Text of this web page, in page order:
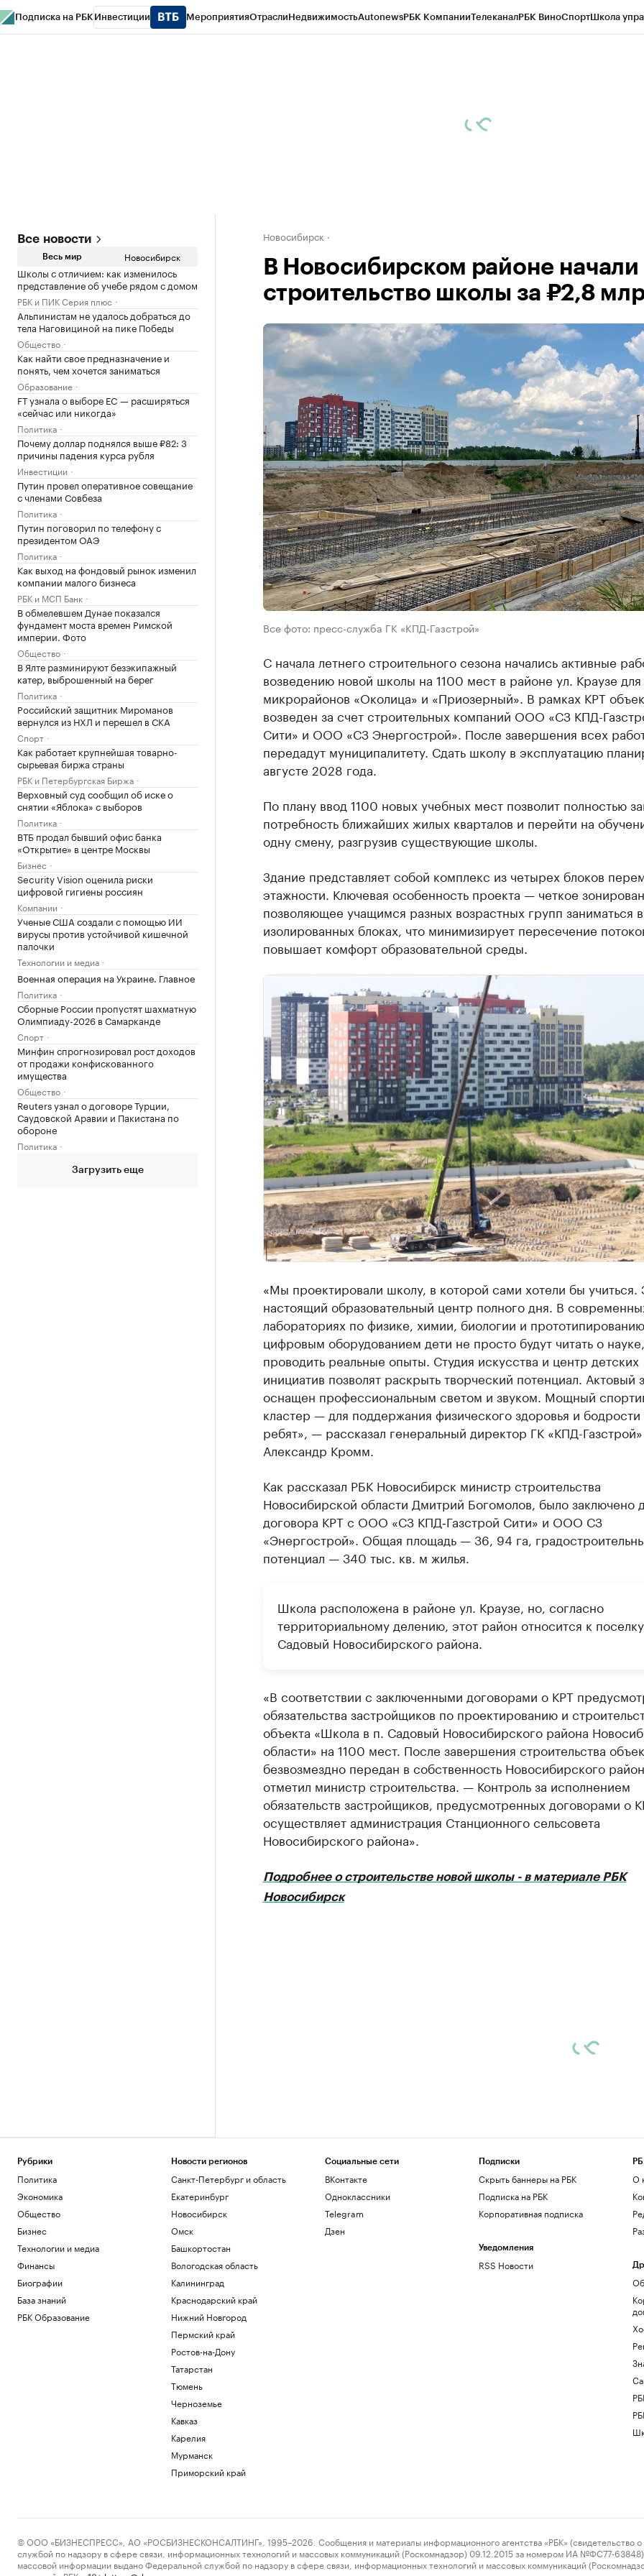
Подписка на РБК Инвестиции МероприятияОтраслиНедвижимостьAutonewsРБК КомпанииТелеканалРБК ВиноСпортШкола
Все новости
Весь мир Новосибирск
Школы с отличием: как изменилось
представление об учебе рядом с домом
РБК и ПИК Серия плюс
Альпинистам не удалось добраться до
тела Наговициной на пике Победы
Общество
Как найти свое предназначение и
понять, чем хочется заниматься
Образование
FT узнала о выборе ЕС — расширяться
«сейчас или никогда»
Политика
Почему доллар поднялся выше ₽82: 3
причины падения курса рубля
Инвестиции
Путин провел оперативное совещание
с членами Совбеза
Политика
Путин поговорил по телефону с
президентом ОАЭ
Политика
Как выход на фондовый рынок изменил
компании малого бизнеса
РБК и МСП Банк
В обмелевшем Дунае показался
фундамент моста времен Римской
империи. Фото
Общество
В Ялте разминируют безэкипажный
катер, выброшенный на берег
Политика
Российский защитник Мироманов
вернулся из НХЛ и перешел в СКА
Спорт
Как работает крупнейшая товарно-
сырьевая биржа страны
РБК и Петербургская Биржа
Верховный суд сообщил об иске о
снятии «Яблока» с выборов
Политика
ВТБ продал бывший офис банка
«Открытие» в центре Москвы
Бизнес
Security Vision оценила риски
цифровой гигиены россиян
Компании
Ученые США создали с помощью ИИ
вирусы против устойчивой кишечной
палочки
Технологии и медиа
Военная операция на Украине. Главное
Политика
Сборные России пропустят шахматную
Олимпиаду-2026 в Самарканде
Спорт
Минфин спрогнозировал рост доходов
от продажи конфискованного
имущества
Общество
Reuters узнал о договоре Турции,
Саудовской Аравии и Пакистана по
обороне
Политика
Загрузить еще
Новосибирск
В Новосибирском районе начали
строительство школы за ₽2,8
Все фото: пресс-служба ГК «КПД-Газстрой»
С начала летнего строительного сезона начались активные
возведению новой школы на 1100 мест в районе ул. Краузе
микрорайонов «Околица» и «Приозерный». В рамках КРТ
возведен за счет строительных компаний ООО «СЗ КПД-
Сити» и ООО «СЗ Энергострой». После завершения всех
передадут муниципалитету. Сдать школу в эксплуатацию
августе 2028 года.
По плану ввод 1100 новых учебных мест позволит полностью
потребность ближайших жилых кварталов и перейти на
одну смену, разгрузив существующие школы.
Здание представляет собой комплекс из четырех блоков
этажности. Ключевая особенность проекта — четкое
позволяющее учащимся разных возрастных групп заниматься в
изолированных блоках, что минимизирует пересечение
повышает комфорт образовательной среды.
«Мы проектировали школу, в которой сами хотели бы учиться.
настоящий образовательный центр полного дня. В
лабораториях по физике, химии, биологии и
цифровым оборудованием дети не просто будут читать о
проводить реальные опыты. Студия искусства и центр детских
инициатив позволят раскрыть творческий потенциал. Актовый
оснащен профессиональным светом и звуком. Мощный
кластер — для поддержания физического здоровья и бодрости
ребят», — рассказал генеральный директор ГК «КПД-Газстрой»
Александр Кромм.
Как рассказал РБК Новосибирск министр строительства
Новосибирской области Дмитрий Богомолов, было заключено
договора КРТ с ООО «СЗ КПД‑Газстрой Сити» и ООО СЗ
«Энергострой». Общая площадь — 36, 94 га,
потенциал — 340 тыс. кв. м жилья.
Школа расположена в районе ул. Краузе, но, согласно
территориальному делению, этот район относится к поселку
Садовый Новосибирского района.
«В соответствии с заключенными договорами о КРТ
обязательства застройщиков по проектированию и
объекта «Школа в п. Садовый Новосибирского района
области» на 1100 мест. После завершения строительства
безвозмездно передан в собственность Новосибирского
отметил министр строительства. — Контроль за исполнением
обязательств застройщиков, предусмотренных договорами о
осуществляет администрация Станционного сельсовета
Новосибирского района».
Подробнее о строительстве новой школы - в материале РБК
Новосибирск
Рубрики
Политика
Экономика
Общество
Бизнес
Технологии и медиа
Финансы
Биографии
База знаний
РБК Образование
Новости регионов
Санкт-Петербург и область
Екатеринбург
Новосибирск
Омск
Башкортостан
Вологодская область
Калининград
Краснодарский край
Нижний Новгород
Пермский край
Ростов-на-Дону
Татарстан
Тюмень
Черноземье
Кавказ
Карелия
Мурманск
Приморский край
Социальные сети
ВКонтакте
Одноклассники
Telegram
Дзен
Подписки
Скрыть баннеры на РБК
Подписка на РБК
Корпоративная подписка
Уведомления
RSS Новости
О
© ООО «БИЗНЕСПРЕСС», АО «РОСБИЗНЕСКОНСАЛТИНГ», 1995–2026. Сообщения и материалы информационного агентства «РБК» (свидетельство о
службой по надзору в сфере связи, информационных технологий и массовых коммуникаций (Роскомнадзор) 09.12.2015 за номером ИА №ФС77-63848)
массовой информации выдано Федеральной службой по надзору в сфере связи, информационных технологий и массовых коммуникаций